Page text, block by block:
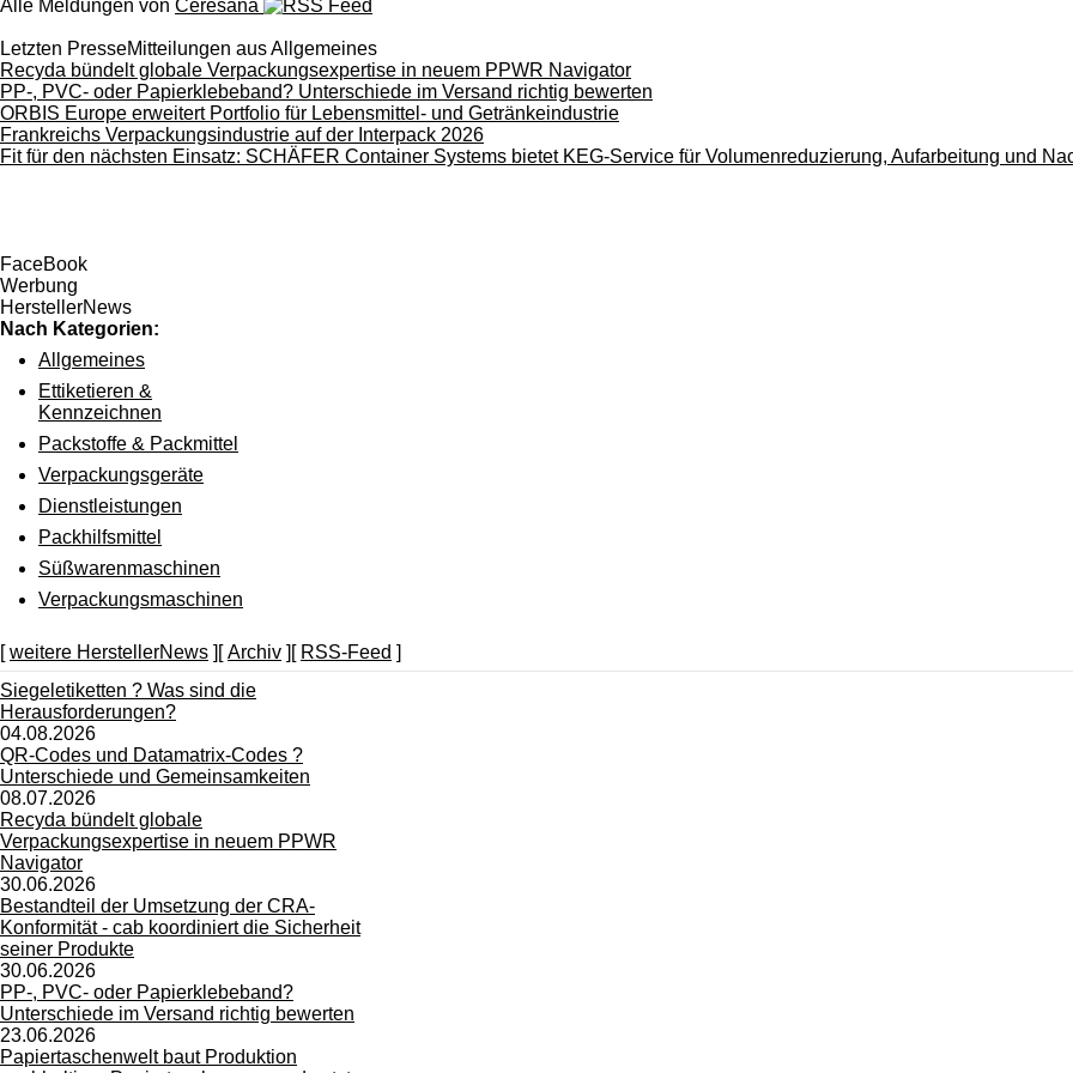
Alle Meldungen von Ceresana
Letzten PresseMitteilungen aus Allgemeines
Recyda bündelt globale Verpackungsexpertise in neuem PPWR Navigator
PP-, PVC- oder Papierklebeband? Unterschiede im Versand richtig bewerten
ORBIS Europe erweitert Portfolio für Lebensmittel- und Getränkeindustrie
Frankreichs Verpackungsindustrie auf der Interpack 2026
Fit für den nächsten Einsatz: SCHÄFER Container Systems bietet KEG-Service für Volumenreduzierung, Aufarbeitung und
FaceBook
Werbung
HerstellerNews
Nach Kategorien:
Allgemeines
Ettiketieren &
Kennzeichnen
Packstoffe & Packmittel
Verpackungsgeräte
Dienstleistungen
Packhilfsmittel
Süßwarenmaschinen
Verpackungsmaschinen
[weitere HerstellerNews ][Archiv ][ RSS-Feed ]
Siegeletiketten ? Was sind die
Herausforderungen?
04.08.2026
QR-Codes und Datamatrix-Codes ?
Unterschiede und Gemeinsamkeiten
08.07.2026
Recyda bündelt globale
Verpackungsexpertise in neuem PPWR
Navigator
30.06.2026
Bestandteil der Umsetzung der CRA-
Konformität - cab koordiniert die Sicherheit
seiner Produkte
30.06.2026
PP-, PVC- oder Papierklebeband?
Unterschiede im Versand richtig bewerten
23.06.2026
Papiertaschenwelt baut Produktion